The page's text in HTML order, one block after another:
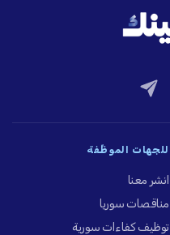
للجهات الموظِّفة
انشر معنا
مناقصات سوريا
توظيف كفاءات سورية